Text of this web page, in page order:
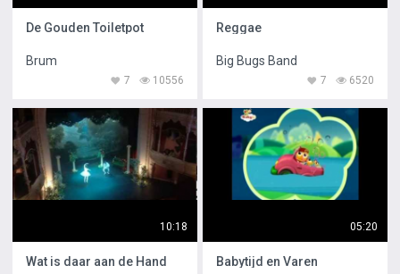
De Gouden Toiletpot
Brum
10556
7
Reggae
Big Bugs Band
6520
7
10:18
Wat is daar aan de Hand
05:20
Babytijd en Varen